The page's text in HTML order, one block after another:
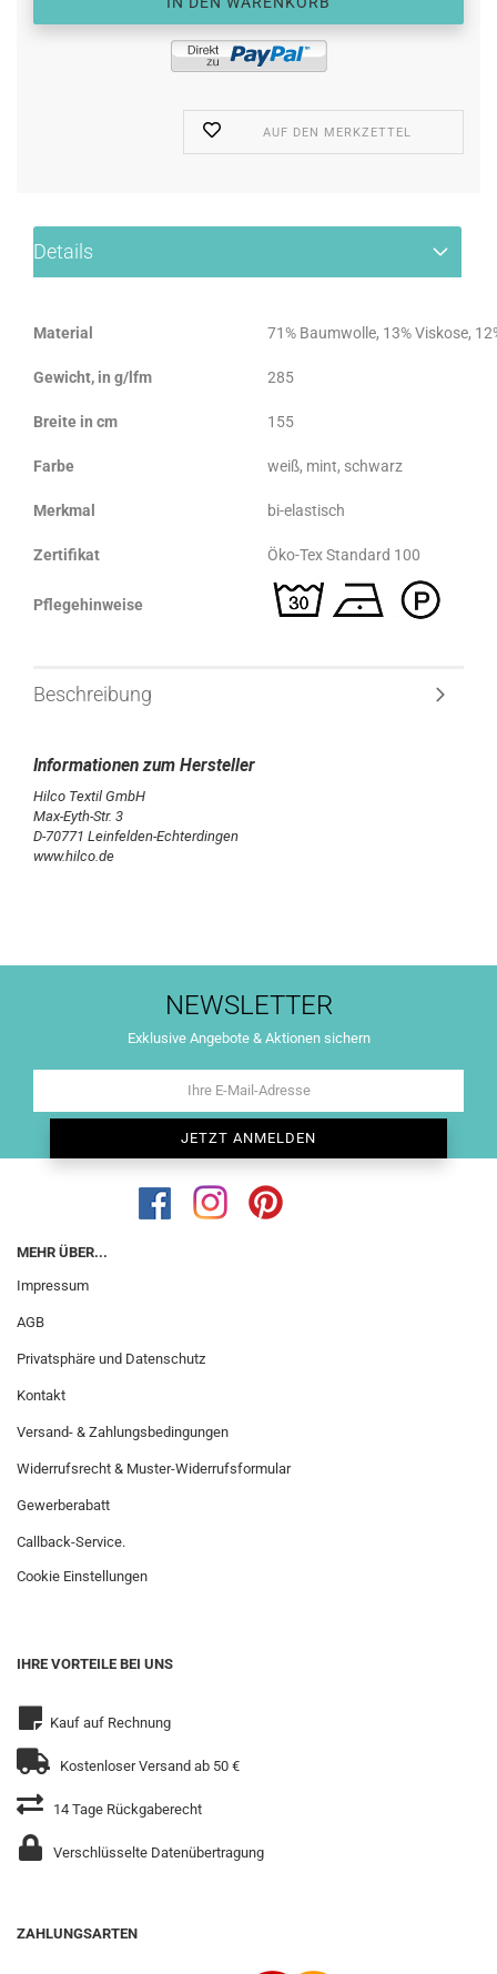
AUF DEN MERKZETTEL
Details
Material 71% Baumwolle, 13% Viskose,
Gewicht, in g/lfm 285
Breite in cm 155
Farbe weiß, mint, schwarz
Merkmal bi-elastisch
Zertifikat Öko-Tex Standard 100
Pflegehinweise
Beschreibung
Hilco Textil GmbH
Max-Eyth-Str. 3
D-70771 Leinfelden-Echterdingen
www.hilco.de
NEWSLETTER
Exklusive Angebote & Aktionen sichern
MEHR ÜBER...
Impressum
AGB
Privatsphäre und Datenschutz
Kontakt
Versand- & Zahlungsbedingungen
Widerrufsrecht & Muster-Widerrufsformular
Gewerberabatt
Callback-Service.
Cookie Einstellungen
IHRE VORTEILE BEI UNS
Kauf auf Rechnung
Kostenloser Versand ab 50 €
14 Tage Rückgaberecht
Verschlüsselte Datenübertragung
ZAHLUNGSARTEN